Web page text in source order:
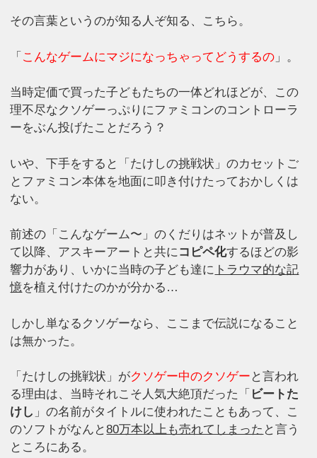
その言葉というのが知る人ぞ知る、こちら。
「 こんなゲームにマジになっちゃってどうするの 」。
当時定価で買った子どもたちの一体どれほどが、この
理不尽なクソゲーっぷりにファミコンのコントローラ
ーをぶん投げたことだろう？
いや、下手をすると「たけしの挑戦状」のカセットご
とファミコン本体を地面に叩き付けたっておかしくは
ない。
前述の「こんなゲーム〜」のくだりはネットが普及し
て以降、アスキーアートと共にコピペ化するほどの影
響力があり、いかに当時の子ども達に トラウマ的な記
憶を植え付けたのかが分かる…
しかし単なるクソゲーなら、ここまで伝説になること
は無かった。
「たけしの挑戦状」がクソゲー中のクソゲー と言われ
る理由は、当時それこそ人気大絶頂だった「 ビートた
けし 」の名前がタイトルに使われたこともあって、こ
のソフトがなんと80万本以上も売れてしまった と言う
ところにある。